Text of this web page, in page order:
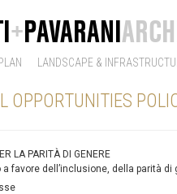
+PAVARANI
LANDSCAPE &
OPPORTUNITIES
LA PARITÀ DI GENERE
a favore dell’inclusione, della parità di